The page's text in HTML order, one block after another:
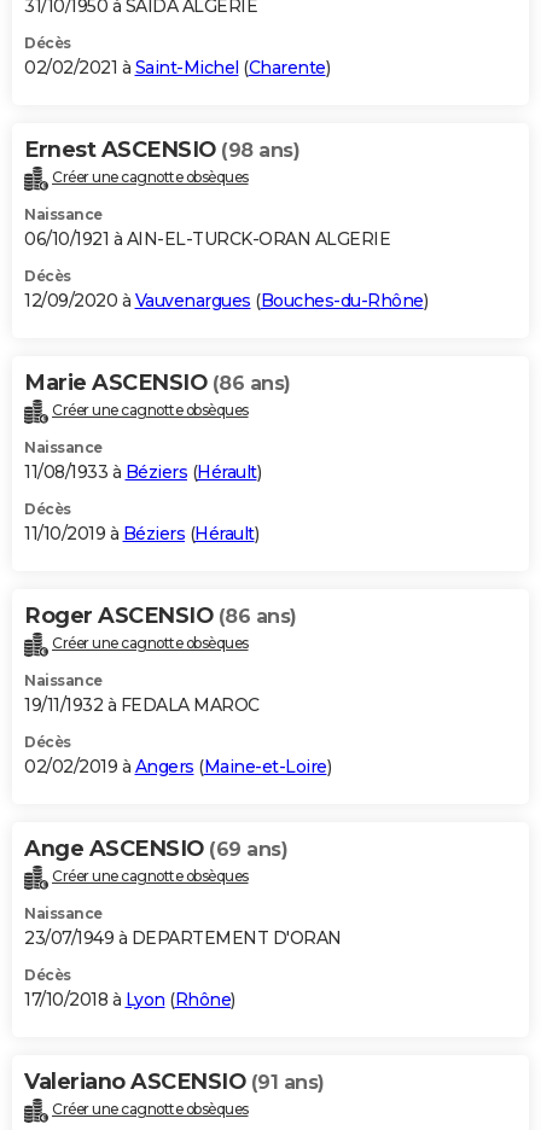
31/10/1950 à SAIDA ALGERIE
Décès
02/02/2021 à Saint-Michel (Charente)
Ernest ASCENSIO (98 ans)
Créer une cagnotte obsèques
Naissance
06/10/1921 à AIN-EL-TURCK-ORAN ALGERIE
Décès
12/09/2020 à Vauvenargues (Bouches-du-Rhône)
Marie ASCENSIO (86 ans)
Créer une cagnotte obsèques
Naissance
11/08/1933 à Béziers (Hérault)
Décès
11/10/2019 à Béziers (Hérault)
Roger ASCENSIO (86 ans)
Créer une cagnotte obsèques
Naissance
19/11/1932 à FEDALA MAROC
Décès
02/02/2019 à Angers (Maine-et-Loire)
Ange ASCENSIO (69 ans)
Créer une cagnotte obsèques
Naissance
23/07/1949 à DEPARTEMENT D'ORAN
Décès
17/10/2018 à Lyon (Rhône)
Valeriano ASCENSIO (91 ans)
Créer une cagnotte obsèques